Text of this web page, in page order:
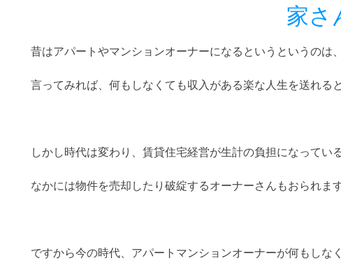
家さ
昔はアパートやマンションオーナーになるというというのは
言ってみれば、何もしなくても収入がある楽な人生を送れる
しかし時代は変わり、賃貸住宅経営が生計の負担になってい
なかには物件を売却したり破綻するオーナーさんもおられます
ですから今の時代、アパートマンションオーナーが何もしな